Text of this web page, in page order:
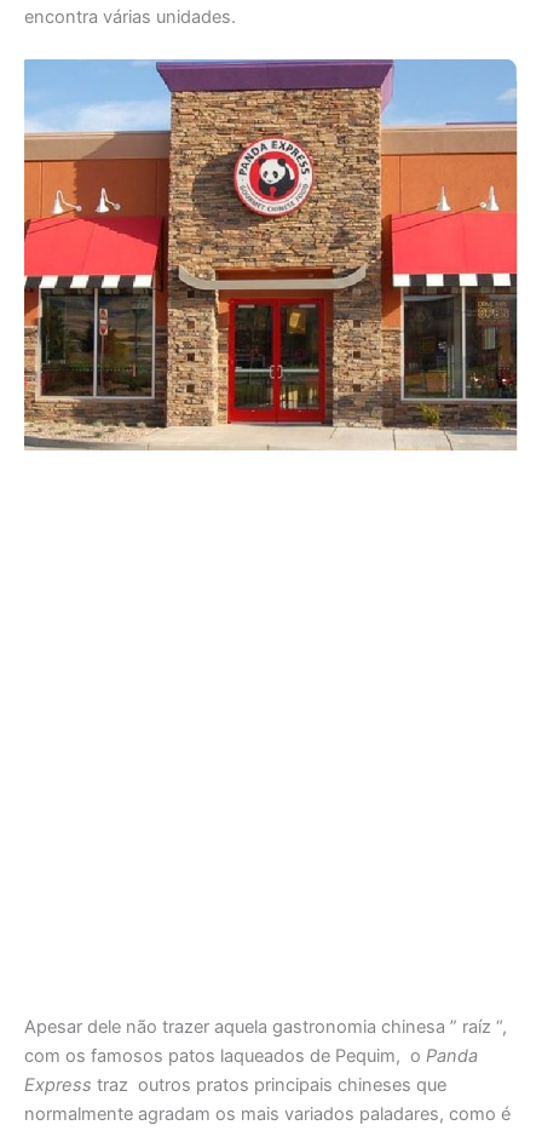
encontra várias unidades.
Apesar dele não trazer aquela gastronomia chinesa ” raíz “,
com os famosos patos laqueados de Pequim, o Panda
Express traz outros pratos principais chineses que
normalmente agradam os mais variados paladares, como é